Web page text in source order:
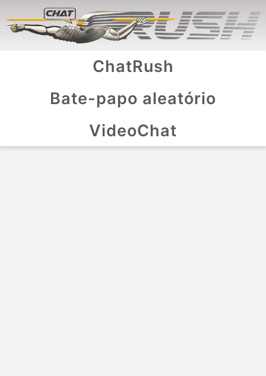
ChatRush
Bate-papo aleatório
VideoChat